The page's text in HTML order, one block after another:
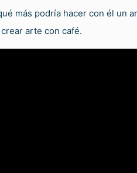
más podría hacer con él un
arte con café.